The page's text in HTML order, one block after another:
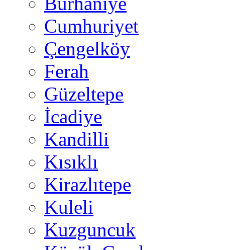
Cumhuriyet
Çengelköy
Ferah
Güzeltepe
İcadiye
Kandilli
Kısıklı
Kirazlıtepe
Kuleli
Kuzguncuk